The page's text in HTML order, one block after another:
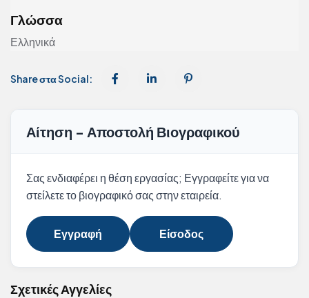
Γλώσσα
Ελληνικά
Share στα Social:
Αίτηση - Αποστολή Βιογραφικού
Σας ενδιαφέρει η θέση εργασίας; Εγγραφείτε για να
στείλετε το βιογραφικό σας στην εταιρεία.
Εγγραφή Είσοδος
Σχετικές Αγγελίες